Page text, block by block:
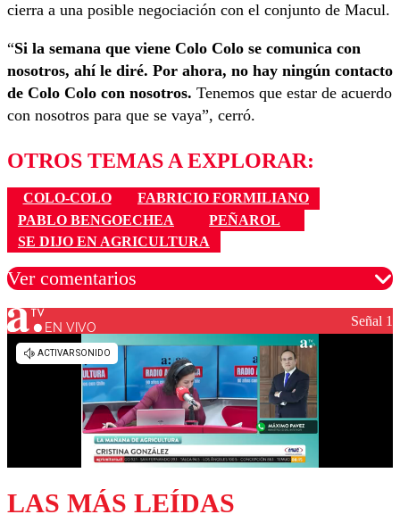
cierra a una posible negociación con el conjunto de Macul.
“Si la semana que viene Colo Colo se comunica con
nosotros, ahí le diré. Por ahora, no hay ningún contacto
de Colo Colo con nosotros. Tenemos que estar de acuerdo
con nosotros para que se vaya”, cerró.
OTROS TEMAS A EXPLORAR:
COLO-COLO
FABRICIO FORMILIANO
PABLO BENGOECHEA
PEÑAROL
SE DIJO EN AGRICULTURA
Ver comentarios
Los comentarios son moderados para garantizar un
diálogo respetuoso.
EN VIVO Señal 1
LAS MÁS LEÍDAS